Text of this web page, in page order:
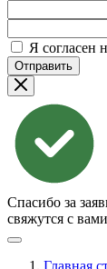
Я согласен
Отправить
Спасибо за
свяжутся с вами
Главная